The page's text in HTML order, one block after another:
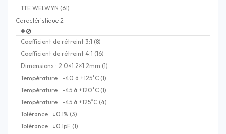
TTE WELWYN (61)
WALSIN (32)
Caractéristique 2
Coefficient de rétreint 3:1 (8)
Coefficient de rétreint 4:1 (16)
Dimensions : 2.0×1.2×1.2mm (1)
Température : -40 à +125˚C (1)
Température : -45 à +120˚C (1)
Température : -45 à +125˚C (4)
Tolérance : ±0.1% (3)
Tolérance : ±0.1pF (1)